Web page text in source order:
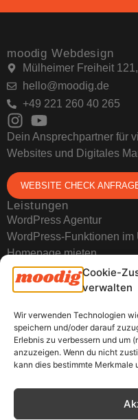
Cookie-
verwalten
Wir verwenden Technologien
speichern und/oder darauf
Erlebnis zu verbessern und um
anzuzeigen. Wenn du nicht
kann dies bestimmte
moodig Webdesign
Mülheimer Freiheit
hello@moodig.de
+49 221 260 40 265
Dein Ansprechpartner für
Websites und Digitales
WEBSITE CHECK
Leistungen
WordPress Agentur
WordPress-Funktionen im
Homepage mieten
Ressourcen
Portfolio
Blog
FAQ
Oft gelesen
Nach dem Website-
Diese 10 WordPress-